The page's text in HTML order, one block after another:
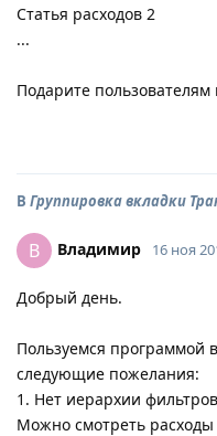
Статья расходов 2
...
Подарите пользователям
В Группировка вкладки
В Владимир 16 ноя
Добрый день.
Пользуемся программой
следующие пожелания:
1. Нет иерархии
Можно смотреть